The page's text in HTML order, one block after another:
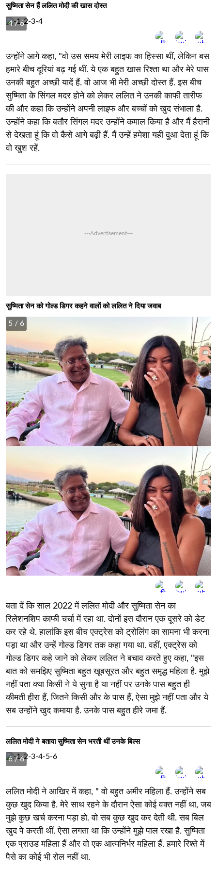
सुष्मिता सेन हैं ललित मोदी की खास दोस्त
4/ 6
उन्होंने आगे कहा, "वो उस समय मेरी लाइफ का हिस्सा थीं, लेकिन बस
हमारे बीच दूरियां बढ़ गई थीं. ये एक बहुत खास रिश्ता था और मेरे पास
उनकी बहुत अच्छी यादें हैं. वो आज भी मेरी अच्छी दोस्त हैं. इस बीच
सुष्मिता के सिंगल मदर होने को लेकर ललित ने उनकी काफी तारीफ
की और कहा कि उन्होंने अपनी लाइफ और बच्चों को खुद संभाला है.
उन्होंने कहा कि बतौर सिंगल मदर उन्होंने कमाल किया है और मैं हैरानी
से देखता हूं कि वो कैसे आगे बढ़ी हैं. मैं उन्हें हमेशा यही दुआ देता हूं कि
वो खुश रहें.
---Advertisement---
सुष्मिता सेन को गोल्ड डिगर कहने वालों को ललित ने दिया जवाब
5 / 6
बता दें कि साल 2022 में ललित मोदी और सुष्मिता सेन का
रिलेशनशिप काफी चर्चा में रहा था. दोनों इस दौरान एक दूसरे को डेट
कर रहे थे. हालांकि इस बीच एक्ट्रेस को ट्रोलिंग का सामना भी करना
पड़ा था और उन्हें गोल्ड डिगर तक कहा गया था. वहीं, एक्ट्रेस को
गोल्ड डिगर कहे जाने को लेकर ललित ने बचाव करते हुए कहा, "इस
बात को समझिए सुष्मिता बहुत खूबसूरत और बहुत समृद्ध महिला है. मुझे
नहीं पता क्या किसी ने ये सुना है या नहीं पर उनके पास बहुत ही
कीमती हीरा हैं, जितने किसी और के पास हैं, ऐसा मुझे नहीं पता और ये
सब उन्होंने खुद कमाया है. उनके पास बहुत हीरे जमा हैं.
ललित मोदी ने बताया सुष्मिता सेन भरती थीं उनके बिल्स
6/ 6
ललित मोदी ने आखिर में कहा, " वो बहुत अमीर महिला हैं. उन्होंने सब
कुछ खुद किया है. मेरे साथ रहने के दौरान ऐसा कोई वक्त नहीं था, जब
मुझे कुछ खर्च करना पड़ा हो. वो सब कुछ खुद कर देती थी. सब बिल
खुद पे करती थीं. ऐसा लगता था कि उन्होंने मुझे पाल रखा है. सुष्मिता
एक प्राउड महिला हैं और वो एक आत्मनिर्भर महिला हैं. हमारे रिश्ते में
पैसे का कोई भी रोल नहीं था.